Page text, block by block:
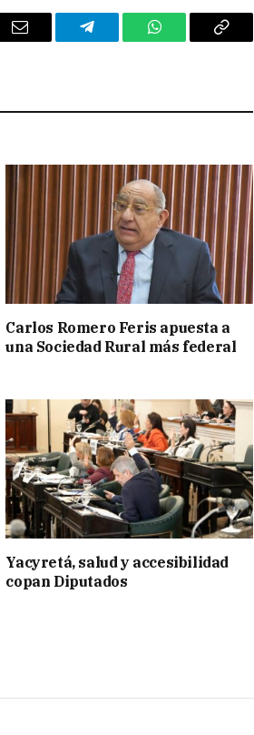
Email Telegram WhatsAppCopy
Carlos Romero Feris apuesta a
una Sociedad Rural más federal
Yacyretá, salud y accesibilidad
copan Diputados